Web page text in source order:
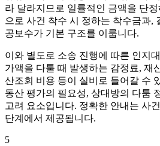
라 달라지므로 일률적인 금액을 단
으로 사건 착수 시 정하는 착수금과,
공보수가 기본 구조를 이룹니다.
이와 별도로 소송 진행에 따른 인지
가액을 다툴 때 발생하는 감정료, 재
산조회 비용 등이 실비로 들어갈 수
동산 평가의 필요성, 상대방의 다툼
고려 요소입니다. 정확한 안내는 사
단계에서 제공됩니다.
5